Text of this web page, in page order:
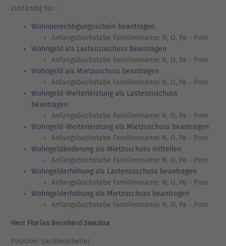
Zuständig für :
Wohnberechtigungsschein beantragen
Anfangsbuchstabe Familienname: N, O, Pa - Pom
Wohngeld als Lastenzuschuss beantragen
Anfangsbuchstabe Familienname: N, O, Pa - Pom
Wohngeld als Mietzuschuss beantragen
Anfangsbuchstabe Familienname: N, O, Pa - Pom
Wohngeld-Weiterleistung als Lastenzuschuss
beantragen
Anfangsbuchstabe Familienname: N, O, Pa - Pom
Wohngeld-Weiterleistung als Mietzuschuss beantragen
Anfangsbuchstabe Familienname: N, O, Pa - Pom
Wohngeldänderung als Mietzuschuss mitteilen
Anfangsbuchstabe Familienname: N, O, Pa - Pom
Wohngelderhöhung als Lastenzuschuss beantragen
Anfangsbuchstabe Familienname: N, O, Pa - Pom
Wohngelderhöhung als Mietzuschuss beantragen
Anfangsbuchstabe Familienname: N, O, Pa - Pom
Herr Florian Bernhard Swazina
Position: Sachbearbeiter